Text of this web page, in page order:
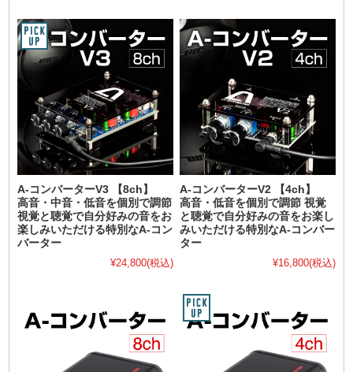
A-コンバーターV3 【8ch】
高音・中音・低音を個別で調節
視覚と聴覚で自分好みの音をお
楽しみいただける特別なA-コン
バーター
¥24,800(税込)
A-コンバーターV2 【4ch】
高音・低音を個別で調節 視覚
と聴覚で自分好みの音をお楽し
みいただける特別なA-コンバー
ター
¥16,800(税込)